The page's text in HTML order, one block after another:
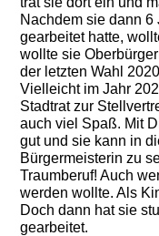
Nachdem sie dann
gearbeitet hatte,
wollte sie
der letzten Wahl
Vielleicht im Jahr
Stadtrat zur
auch viel Spaß. Mit
gut und sie kann in
Bürgermeisterin zu
Traumberuf! Auch
werden wollte. Als
Doch dann hat sie
gearbeitet.